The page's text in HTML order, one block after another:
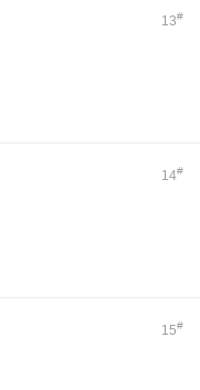
13#
14#
15#